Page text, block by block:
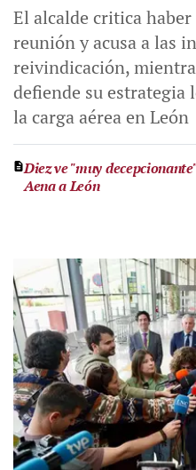
El alcalde critica
reunión y acusa a las
reivindicación,
defiende su estrategia
la carga aérea en León
Diez ve "muy
Aena a León